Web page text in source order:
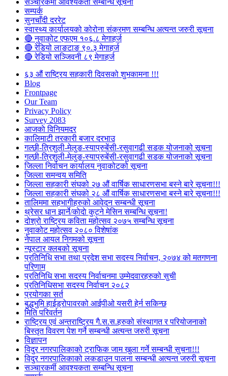
सञ्चारकर्मी आवश्यकता सम्बन्धि सूचना
सम्पर्क
सुनचाँदी दररेट
स्वास्थ्य कार्यालयको कोरोना संक्रमण सम्बन्धि अत्यन्त जरुरी सूचना
🔴 नुवाकोट एफएम १०६.८ मेगाहर्ज
🔴 रेडियो लाङटाङ ९०.३ मेगाहर्ज
🔴 रेडियो सञ्जिवनी ८९ मेगाहर्ज
६३ औं राष्ट्रिय सहकारी दिवसको शुभकामना !!!
Blog
Frontpage
Our Team
Privacy Policy
Survey 2083
आजकाे विनियमदर
कालिमाटी तरकारी बजार दरभाउ
गल्छी-त्रिशुली-मेलुङ-स्याप्रुबेंसी-रसुवागढी सडक योजनाको सूचना
गल्छी-त्रिशुली-मेलुङ-स्याप्रुबेंसी-रसुवागढी सडक योजनाको सूचना
जिल्ला निर्वाचन कार्यालय नुवाकोटको सूचना
जिल्ला समन्वय समिति
जिल्ला सहकारी संघको २७ औं वार्षिक साधारणसभा बस्ने बारे सूचना!!!
जिल्ला सहकारी संघको २८ औं वार्षिक साधारणसभा बस्ने बारे सूचना!!!
तालिममा सहभागीहरुको आवेदन सम्बन्धी सूचना
थ्रेसर धान झार्ने/काेदाे कुट्ने मेसिन सम्बन्धि सूचना!
दोश्रो राष्ट्रिय कविता महोत्सव २०७५ सम्बन्धि सूचना
नुवाकोट महोत्सव २०८० विशेषांक
नेपाल आयल निगमको सूचना
न्यूस्टार क्लबको सूचना
प्रतिनिधि सभा तथा प्रदेश सभा सदस्य निर्वाचन, २०७४ को मतगणना
परिणाम
प्रतिनिधि सभा सदस्य निर्वाचनमा उम्मेदवारहरुको सुची
प्रतिनिधिसभा सदस्य निर्वाचन २०८२
प्रयोगका सर्त
बुद्धभुमि हाईड्रोपावरको आईपीओ यसरी हेर्न सकिन्छ
मिति परिवर्तन
राष्ट्रिय एवं अन्तराष्ट्रिय गै.स.स.हरुको संस्थागत र परियोजनाको
बिस्तृत विवरण पेश गर्ने सम्बन्धी अत्यन्त जरुरी सूचना
विज्ञापन
विदुर नगरपालिकाको ट्राफिक जाम खुला गर्ने सम्बन्धी सुचना!!!
विदुर नगरपालिकाको लकडाउन पालना सम्बन्धी अत्यन्त जरुरी सूचना
सञ्चारकर्मी आवश्यकता सम्बन्धि सूचना